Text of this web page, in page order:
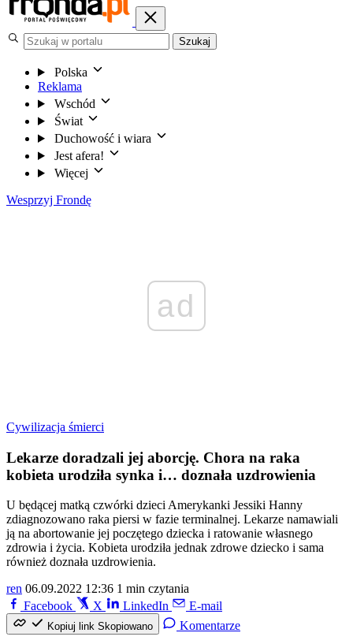
Szukaj
Polska
Reklama
Wschód
Świat
Duchowość i wiara
Jest afera!
Więcej
Wesprzyj Frondę
ad
Cywilizacja śmierci
Lekarze doradzali jej aborcję. Chora na raka
kobieta urodziła synka i… doznała uzdrowienia
U będącej matką czwórki dzieci Amerykanki Jessiki Hanny
zdiagnozowano raka piersi w fazie terminalnej. Lekarze namawiali
ją na abortowanie jej poczętego dziecka i ratowanie własnego
zdrowia i życia. Kobieta urodziła jednak zdrowe dziecko i sama
również doznała uzdrowienia.
ren 06.09.2022 12:36 1 min czytania
Facebook
X LinkedIn E-mail
Kopiuj link Skopiowano Komentarze